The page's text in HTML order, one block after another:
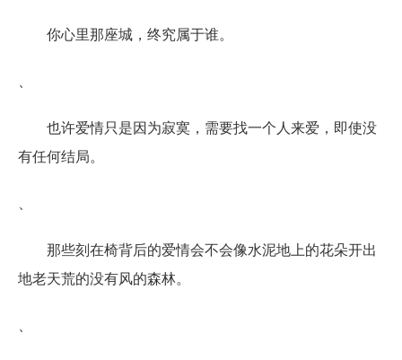
你心里那座城，终究属于谁。
、
也许爱情只是因为寂寞，需要找一个人来爱，即使没
有任何结局。
、
那些刻在椅背后的爱情会不会像水泥地上的花朵开出
地老天荒的没有风的森林。
、